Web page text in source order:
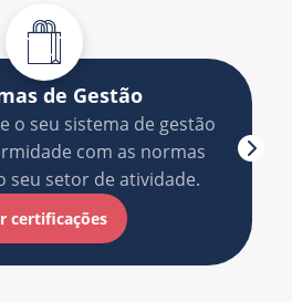
de Gestão
o seu sistema de gestão
com as normas
seu setor de atividade.
certificações